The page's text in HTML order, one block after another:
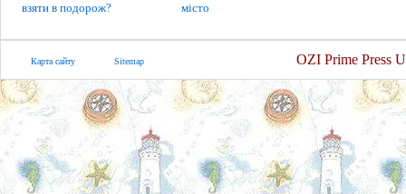
взяти в подорож?
місто
Карта сайту Sitemap OZI Prime Press